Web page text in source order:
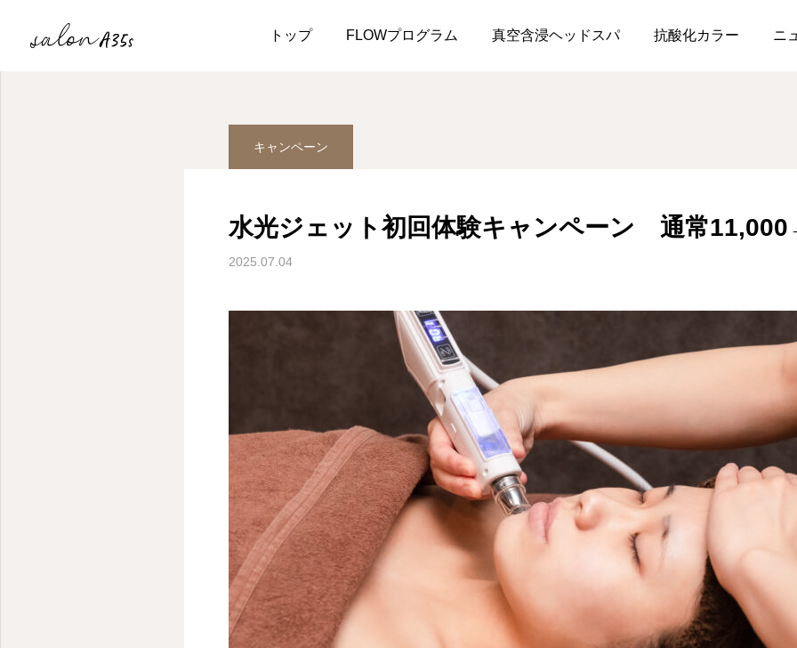
トップ FLOWプログラム 真空含浸ヘッドスパ 抗酸化カラー ニ
キャンペーン 水光ジェット初回体験キャンペーン 通常11,000→1,100円
キャンペーン
水光ジェット初回体験キャンペーン 通常
2025.07.04